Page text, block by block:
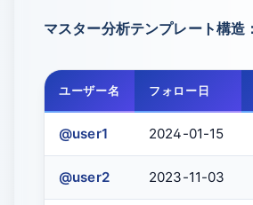
マスター分析テンプレート構造：
ユーザー名 フォロー日
@user1 2024-01-15
@user2 2023-11-03